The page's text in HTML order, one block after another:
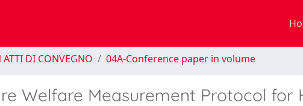
DI CONVEGNO 04A-Conference paper in volume
Welfare Measurement Protocol for